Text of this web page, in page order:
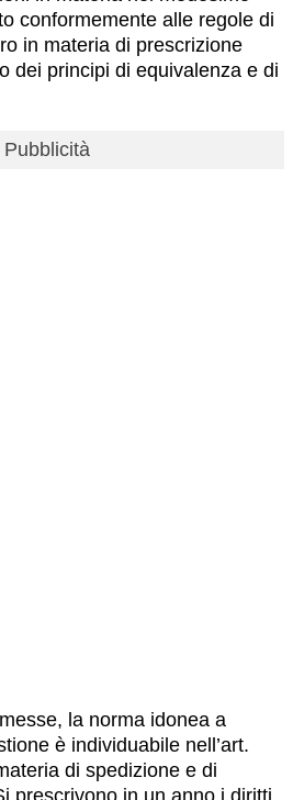
conformemente alle regole di
in materia di prescrizione
dei principi di equivalenza e di
Pubblicità
la norma idonea a
è individuabile nell’art.
di spedizione e di
prescrivono in un anno i diritti